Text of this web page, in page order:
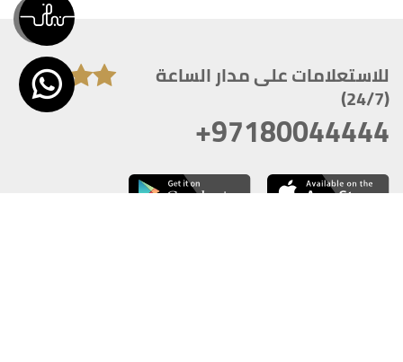
للاستعلامات على مدار الساعة
(24/7)
+97180044444